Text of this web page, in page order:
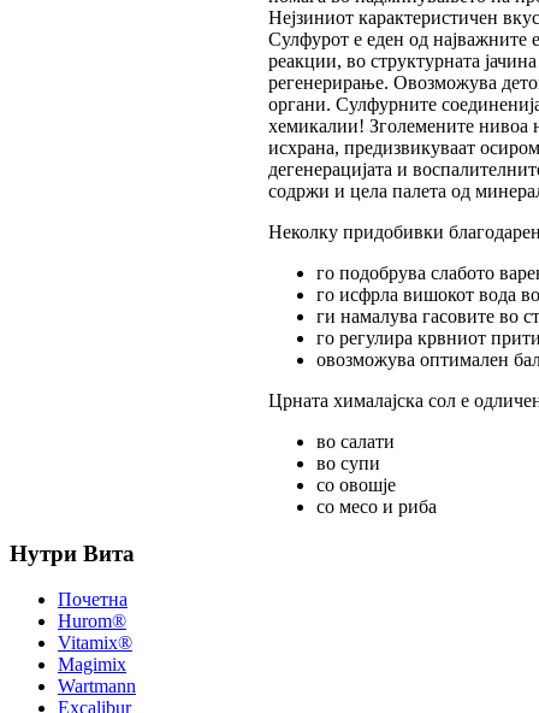
Нејзиниот карактеристичен
Сулфурот е еден од најважните
реакции, во структурната
регенерирање. Овозможува
органи. Сулфурните
хемикалии! Зголемените нивоа
исхрана, предизвикуваат
дегенерацијата и
содржи и цела палета од
Неколку придобивки
го подобрува слабото
го исфрла вишокот вода
ги намалува гасовите во
го регулира крвниот
овозможува оптимален
Црната хималајска сол е
во салати
во супи
со овошје
со месо и риба
Нутри Вита
Почетна
Hurom®
Vitamix®
Magimix
Wartmann
Excalibur